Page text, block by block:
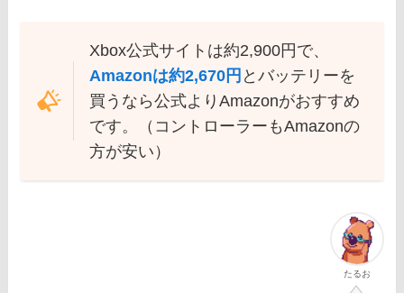
Xbox公式サイトは約2,900円で、
Amazonは約2,670円 とバッテリーを
買うなら公式よりAmazonがおすすめ
です。（コントローラーもAmazonの
方が安い）
たるお